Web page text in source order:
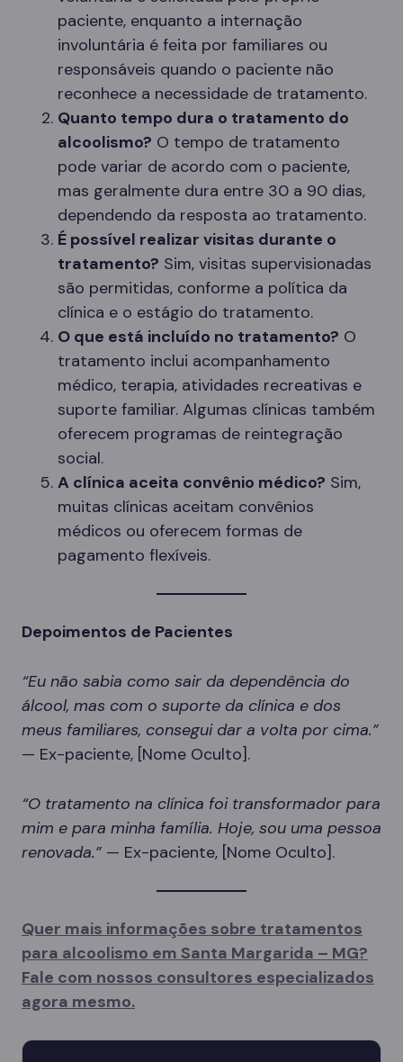
paciente, enquanto a internação
involuntária é feita por familiares ou
responsáveis quando o paciente não
reconhece a necessidade de tratamento.
Quanto tempo dura o tratamento do
alcoolismo? O tempo de tratamento
pode variar de acordo com o paciente,
mas geralmente dura entre 30 a 90 dias,
dependendo da resposta ao tratamento.
É possível realizar visitas durante o
tratamento? Sim, visitas supervisionadas
são permitidas, conforme a política da
clínica e o estágio do tratamento.
O que está incluído no tratamento? O
tratamento inclui acompanhamento
médico, terapia, atividades recreativas e
suporte familiar. Algumas clínicas também
oferecem programas de reintegração
social.
A clínica aceita convênio médico? Sim,
muitas clínicas aceitam convênios
médicos ou oferecem formas de
pagamento flexíveis.
Depoimentos de Pacientes
“Eu não sabia como sair da dependência do
álcool, mas com o suporte da clínica e dos
meus familiares, consegui dar a volta por cima.”
— Ex-paciente, [Nome Oculto].
“O tratamento na clínica foi transformador para
mim e para minha família. Hoje, sou uma pessoa
renovada.” — Ex-paciente, [Nome Oculto].
Quer mais informações sobre tratamentos
para alcoolismo em Santa Margarida – MG?
Fale com nossos consultores especializados
agora mesmo.